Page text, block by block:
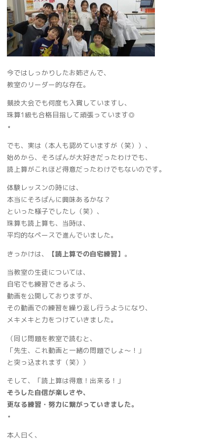
今ではしっかりしたお姉さんで、
教室のリーダー的な存在。
競技大会でも何度も入賞していますし、
珠算1級も合格目指して頑張っています◎
⋆
でも、実は（本人も認めていますが（笑））、
始めから、そろばんが大好きだったわけでも、
読上算がこれほど得意だったわけでもないのです。
体験レッスンの時には、
本当にそろばんに興味あるかな？
といった様子でしたし（笑）、
珠算も読上算も、当時は、
平均的なペースで進んでいました。
きっかけは、
【読上算での自宅練習】 。
当教室の生徒については、
自宅でも練習できるよう、
動画を公開しておりますが、
その動画での練習を繰り返し行うようになり、
メキメキと力をつけていきました。
（同じ問題を教室で読むと、
「先生、これ動画と一緒の問題でしょ～！」
と突っ込まれます（笑））
そして、「読上算は得意！出来る！」
そうした自信が楽しさや、
更なる練習・努力に繋がっていきました。
⋆
本人曰く、